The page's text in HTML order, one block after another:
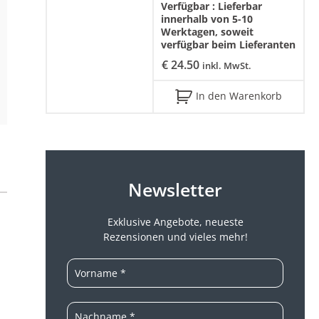
€24.50 inkl. MwSt.
Verfügbar : Lieferbar
innerhalb von 5-10
Werktagen, soweit
verfügbar beim Lieferanten
In den Warenkorb
Newsletter
Exklusive Angebote, neueste
Rezensionen und vieles mehr!